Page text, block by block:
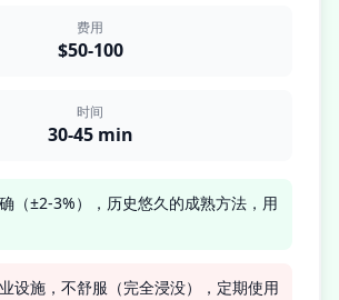
费用
$50-100
时间
30-45 min
（±2-3%），历史悠久的成熟方法，用
设施，不舒服（完全浸没），定期使用